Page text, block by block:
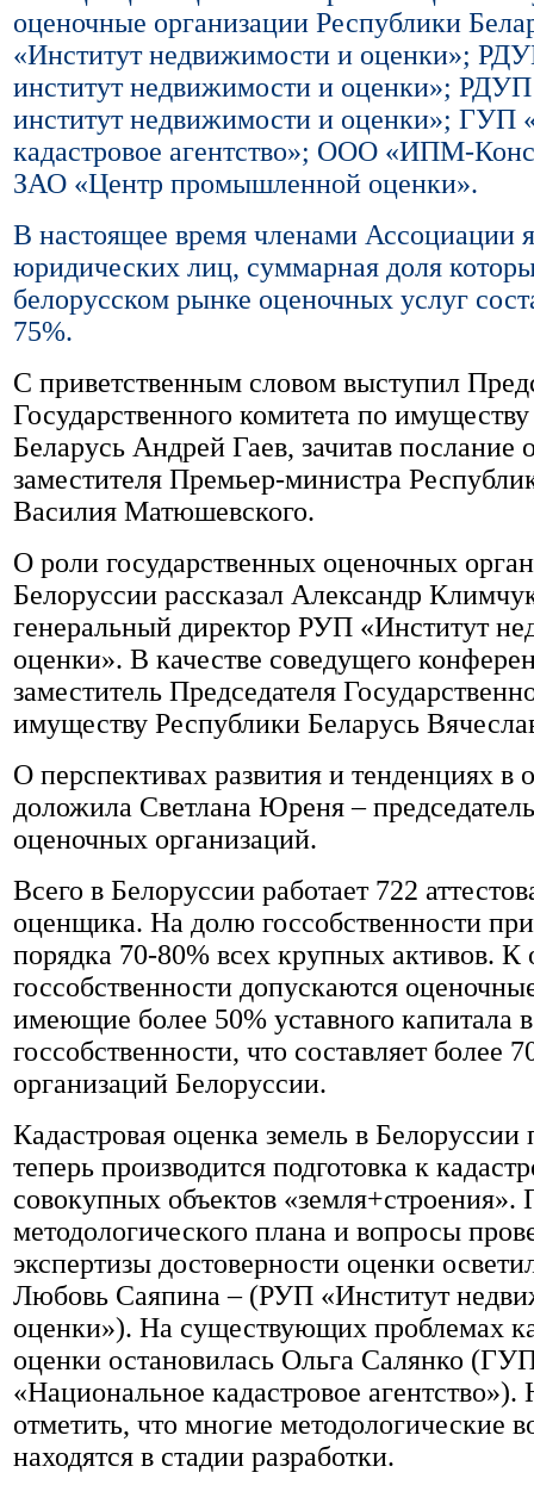
оценочные организации Республики
«Институт недвижимости и оценки»;
институт недвижимости и оценки»;
институт недвижимости и оценки»; ГУП
кадастровое агентство»; ООО «ИПМ-
ЗАО «Центр промышленной оценки».
В настоящее время членами Ассоциации
юридических лиц, суммарная доля
белорусском рынке оценочных услуг
75%.
С приветственным словом выступил
Государственного комитета по
Беларусь Андрей Гаев, зачитав послание
заместителя Премьер-министра
Василия Матюшевского.
О роли государственных оценочных
Белоруссии рассказал Александр
генеральный директор РУП «Институт
оценки». В качестве соведущего
заместитель Председателя
имуществу Республики Беларусь
О перспективах развития и тенденциях в
доложила Светлана Юреня –
оценочных организаций.
Всего в Белоруссии работает 722
оценщика. На долю госсобственности
порядка 70-80% всех крупных активов. К
госсобственности допускаются
имеющие более 50% уставного капитала в
госсобственности, что составляет более
организаций Белоруссии.
Кадастровая оценка земель в Белоруссии
теперь производится подготовка к
совокупных объектов
методологического плана и вопросы
экспертизы достоверности оценки
Любовь Саяпина – (РУП «Институт
оценки»). На существующих проблемах
оценки остановилась Ольга Салянко
«Национальное кадастровое агентство»).
отметить, что многие методологические
находятся в стадии разработки.